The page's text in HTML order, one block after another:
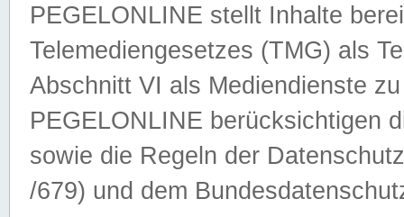
PEGELONLINE stellt Inhalte
Telemediengesetzes (TMG) als
Abschnitt VI als Mediendienste
PEGELONLINE berücksichtigen
sowie die Regeln der
/679) und dem